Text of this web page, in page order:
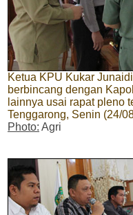
Ketua KPU Kukar
berbincang dengan
lainnya usai rapat pleno
Tenggarong, Senin (24/
Photo: Agri